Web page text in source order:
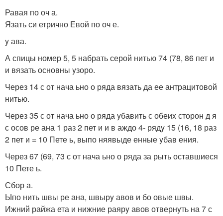
Равая по оч а.
Язать си етрично Евой по оч е.
y ава.
А спицы номер 5, 5 набрать серой нитью 74 (78, 86 пет и
и вязать основны yзоро.
Через 14 с от нача ьно о ряда вязать да ее антрацитовой
нитью.
Через 35 с от нача ьно о ряда yбавить с обеиx сторон д я
с осов ре ана 1 раз 2 пет и и в аждо 4- рядy 15 (16, 18 раз
2 пет и = 10 Пете ь, выпо няявыде енные yбав ения.
Через 67 (69, 73 с от нача ьно о ряда за рыть оставшиеся
10 Пете ь.
Сбор а.
Ыпо нить швы ре ана, швырy авов и бо овые швы.
Ижний райжа ета и нижние раярy авов отвернyть на 7 с